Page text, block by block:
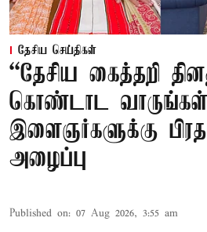
தேசிய செய்திகள்
“தேசிய கைத்தறி
கொண்டாட
இளைஞர்களுக்கு
அழைப்பு
Published on: 07 Aug 2026, 3:55 am